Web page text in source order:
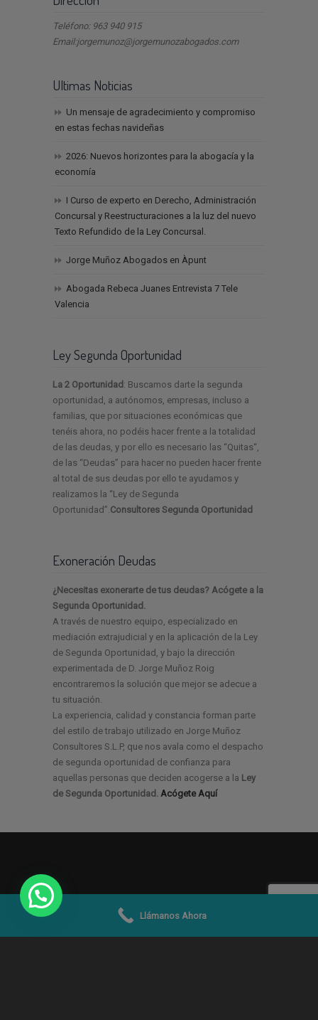
Teléfono: 963 940 915
Email:jorgemunoz@jorgemunozabogados.com
Ultimas Noticias
Un mensaje de agradecimiento y compromiso
en estas fechas navideñas
2026: Nuevos horizontes para la abogacía y la
economía
I Curso de experto en Derecho, Administración
Concursal y Reestructuraciones a la luz del nuevo
Texto Refundido de la Ley Concursal.
Jorge Muñoz Abogados en Àpunt
Abogada Rebeca Juanes Entrevista 7 Tele
Valencia
Ley Segunda Oportunidad
La 2 Oportunidad : Buscamos darte la segunda
oportunidad, a autónomos, empresas, incluso a
familias, que por situaciones económicas que
tenéis ahora, no podéis hacer frente a la totalidad
de las deudas, y por ello es necesario las “Quitas“,
de las “Deudas” para hacer no pueden hacer frente
al total de sus deudas por ello te ayudamos y
realizamos la “Ley de Segunda
Oportunidad”. Consultores Segunda Oportunidad
Exoneración Deudas
¿Necesitas exonerarte de tus deudas? Acógete a la
Segunda Oportunidad.
A través de nuestro equipo, especializado en
mediación extrajudicial y en la aplicación de la Ley
de Segunda Oportunidad, y bajo la dirección
experimentada de D. Jorge Muñoz Roig
encontraremos la solución que mejor se adecue a
tu situación.
La experiencia, calidad y constancia forman parte
del estilo de trabajo utilizado en Jorge Muñoz
Consultores S.L.P, que nos avala como el despacho
de segunda oportunidad de confianza para
aquellas personas que deciden acogerse a la Ley
de Segunda Oportunidad. Acógete Aquí
Llámanos Ahora